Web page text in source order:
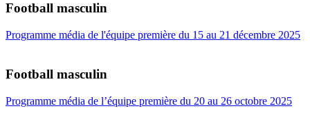
Football masculin
Programme média de l'équipe première du 15 au 21 décembre 2025
Football masculin
Programme média de l’équipe première du 20 au 26 octobre 2025